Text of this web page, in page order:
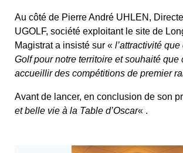
Au côté de Pierre André UHLEN,
UGOLF, société exploitant le site de
Magistrat a insisté sur « l’attractivité
Golf pour notre territoire et souhaité
accueillir des compétitions de premier
Avant de lancer, en conclusion de son
et belle vie à la Table d’Oscar« .